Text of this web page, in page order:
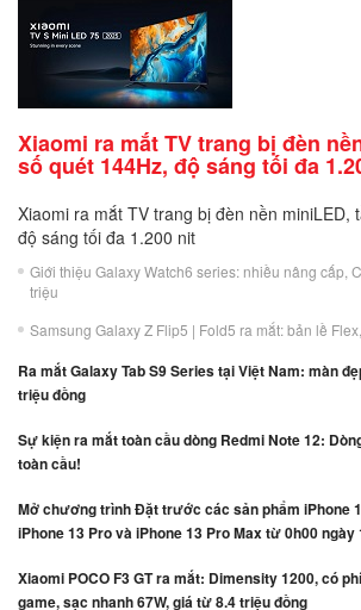
Xiaomi ra mắt TV trang bị đèn
số quét 144Hz, độ sáng tối đa
Xiaomi ra mắt TV trang bị đèn nền miniLED,
độ sáng tối đa 1.200 nit
Giới thiệu Galaxy Watch6 series: nhiều nâng cấp,
triệu
Samsung Galaxy Z Flip5 | Fold5 ra mắt: bản lề
Ra mắt Galaxy Tab S9 Series tại Việt Nam: màn
triệu đồng
Sự kiện ra mắt toàn cầu dòng Redmi Note 12:
toàn cầu!
Mở chương trình Đặt trước các sản phẩm iPhone
iPhone 13 Pro và iPhone 13 Pro Max từ 0h00 ngày
Xiaomi POCO F3 GT ra mắt: Dimensity 1200, có
game, sạc nhanh 67W, giá từ 8.4 triệu đồng